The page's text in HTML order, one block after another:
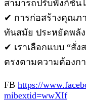
สามารถปรับฟังก์ชัน
✔ การก่อสร้างคุณภ
ทันสมัย ประหยัดพลั
✔ เราเลือกแบบ “สั่
ตรงตามความต้องก
FB https://
mibextid=wwXIf